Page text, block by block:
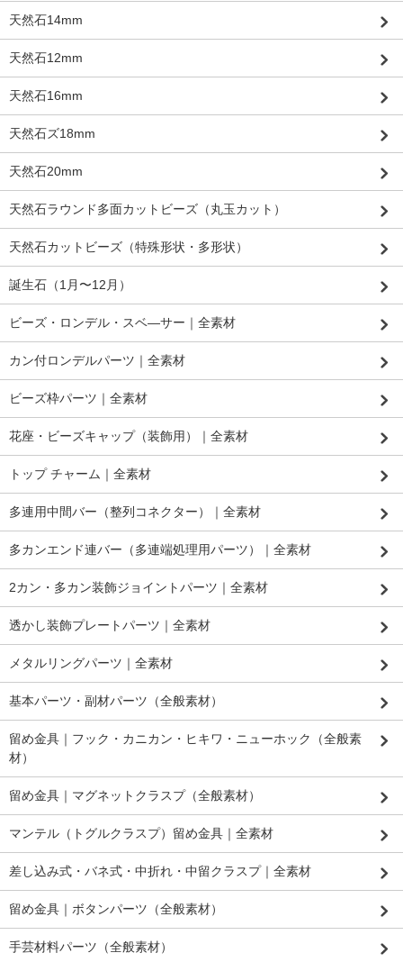
天然石14mm
天然石12mm
天然石16mm
天然石ズ18mm
天然石20mm
天然石ラウンド多面カットビーズ（丸玉カット）
天然石カットビーズ（特殊形状・多形状）
誕生石（1月〜12月）
ビーズ・ロンデル・スベ―サー｜全素材
カン付ロンデルパーツ｜全素材
ビーズ枠パーツ｜全素材
花座・ビーズキャップ（装飾用）｜全素材
トップ チャーム｜全素材
多連用中間バー（整列コネクター）｜全素材
多カンエンド連バー（多連端処理用パーツ）｜全素材
2カン・多カン装飾ジョイントパーツ｜全素材
透かし装飾プレートパーツ｜全素材
メタルリングパーツ｜全素材
基本パーツ・副材パーツ（全般素材）
留め金具｜フック・カニカン・ヒキワ・ニューホック（全般素
材）
留め金具｜マグネットクラスプ（全般素材）
マンテル（トグルクラスプ）留め金具｜全素材
差し込み式・バネ式・中折れ・中留クラスプ｜全素材
留め金具｜ボタンパーツ（全般素材）
手芸材料パーツ（全般素材）